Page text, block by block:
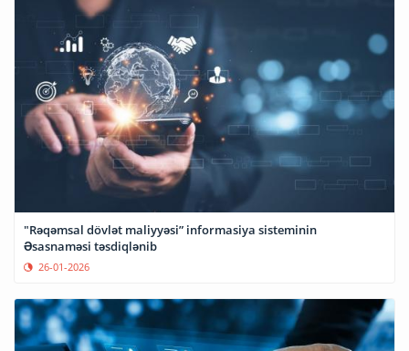
"Rəqəmsal dövlət maliyyəsi” informasiya sisteminin
Əsasnaməsi təsdiqlənib
26-01-2026